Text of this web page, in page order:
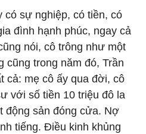
có sự nghiệp, có tiền, có
đình hạnh phúc, ngay cả
nói, cô trông như một
cũng trong năm đó, Trần
cả: mẹ cô ấy qua đời, cô
với số tiền 10 triệu đô la
động sản đóng cửa. Nợ
tiếng. Điều kinh khủng